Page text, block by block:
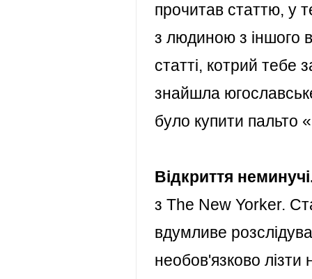
прочитав статтю, у
з людиною з іншого
статті, котрий тебе
знайшла
було купити пальто
Відкриття
з The New Yorker.
вдумливе
необов'язково лізти